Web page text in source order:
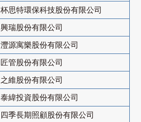
杯思特環保科技股份有限公司
興瑞股份有限公司
灃源寓樂股份有限公司
匠管股份有限公司
之維股份有限公司
泰緯投資股份有限公司
四季長期照顧股份有限公司